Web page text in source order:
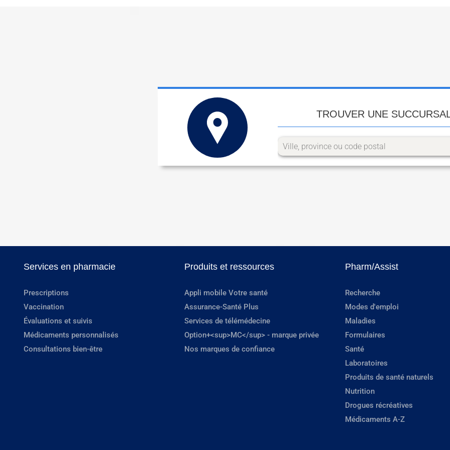
TROUVER UNE
Services en pharmacie
Prescriptions
Vaccination
Évaluations et suivis
Médicaments personnalisés
Consultations bien-être
Produits et ressources
Appli mobile Votre santé
Assurance-Santé Plus
Services de télémédecine
Option+<sup>MC</sup> - marque privée
Nos marques de confiance
Pharm/Assist
Recherche
Modes d'emploi
Maladies
Formulaires
Santé
Laboratoires
Produits de santé naturels
Nutrition
Drogues récréatives
Médicaments A-Z